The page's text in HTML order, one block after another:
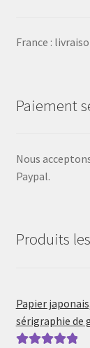
France :
Paiement
Nous
Paypal.
Produits
Papier
sérigraphie de